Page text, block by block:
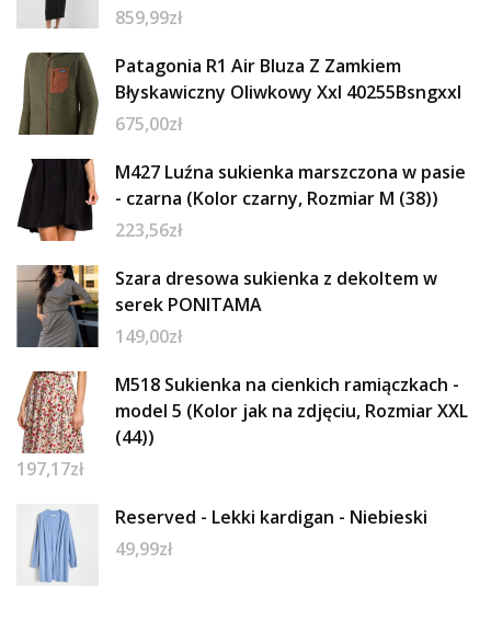
859,99zł
Patagonia R1 Air Bluza Z Zamkiem
Błyskawiczny Oliwkowy Xxl 40255Bsngxxl
675,00zł
M427 Luźna sukienka marszczona w pasie
- czarna (Kolor czarny, Rozmiar M (38))
223,56zł
Szara dresowa sukienka z dekoltem w
serek PONITAMA
149,00zł
M518 Sukienka na cienkich ramiączkach -
model 5 (Kolor jak na zdjęciu, Rozmiar XXL
(44))
197,17zł
Reserved - Lekki kardigan - Niebieski
49,99zł